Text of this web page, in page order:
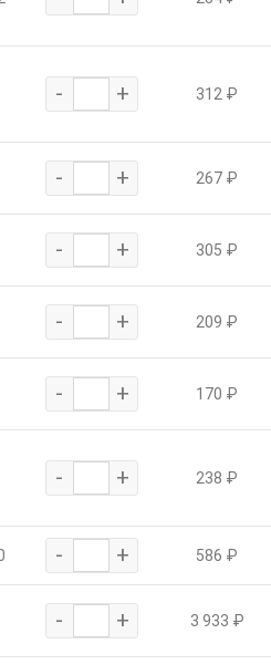
- + 312 ₽
- + 267 ₽
- + 305 ₽
- + 209 ₽
- + 170 ₽
- + 238 ₽
- + 586 ₽
- + 3 933 ₽